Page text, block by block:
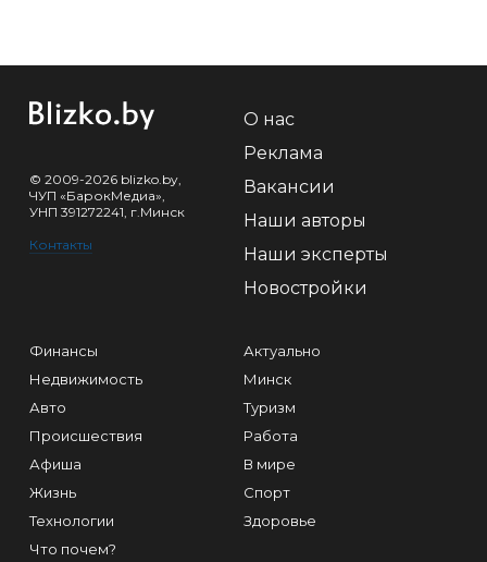
© 2009-2026 blizko.by,
ЧУП «БарокМедиа»,
УНП 391272241, г.Минск
Контакты
О нас
Реклама
Вакансии
Наши авторы
Наши эксперты
Новостройки
Финансы
Недвижимость
Авто
Происшествия
Афиша
Жизнь
Технологии
Что почем?
Актуально
Минск
Туризм
Работа
В мире
Спорт
Здоровье